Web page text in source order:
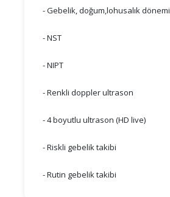
- Gebelik, doğum,lohusalık
- NST
- NIPT
- Renkli doppler ultrason
- 4 boyutlu ultrason (HD live)
- Riskli gebelik takibi
- Rutin gebelik takibi